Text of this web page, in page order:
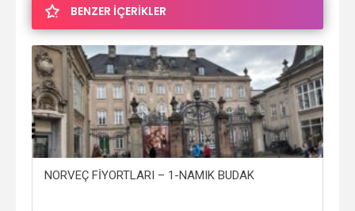
BENZER İÇERİKLER
NORVEÇ FİYORTLARI – 1-NAMIK BUDAK